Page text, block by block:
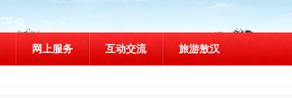
网上服务 互动交流 旅游敖汉